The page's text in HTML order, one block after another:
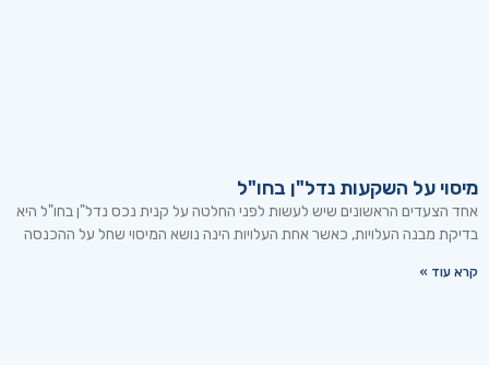
מיסוי על השקעות נדל"ן בחו"ל
אחד הצעדים הראשונים שיש לעשות לפני החלטה על קנית נכס נדל"ן בחו"ל היא
בדיקת מבנה העלויות, כאשר אחת העלויות הינה נושא המיסוי שחל על ההכנסה
קרא עוד »